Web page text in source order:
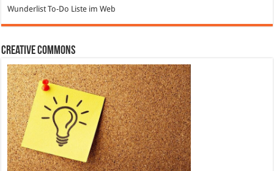
Wunderlist To-Do Liste im Web
Creative Commons